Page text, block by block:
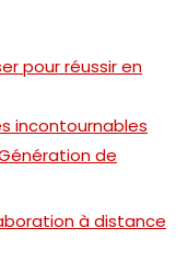
pour réussir en
incontournables
de
à distance